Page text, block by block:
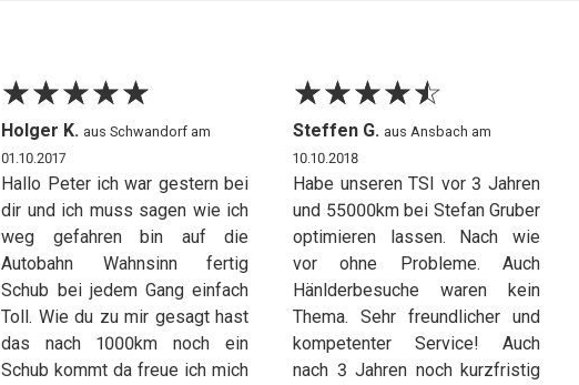
☆☆☆☆☆
★★★★★
Holger K. aus Schwandorf am
01.10.2017
Hallo Peter ich war gestern bei
dir und ich muss sagen wie ich
weg gefahren bin auf die
Autobahn Wahnsinn fertig
Schub bei jedem Gang einfach
Toll. Wie du zu mir gesagt hast
das nach 1000km noch ein
Schub kommt da freue ich mich
☆☆☆☆☆
★★★★★
Steffen G. aus Ansbach am
10.10.2018
Habe unseren TSI vor 3 Jahren
und 55000km bei Stefan Gruber
optimieren lassen. Nach wie
vor ohne Probleme. Auch
Hänlderbesuche waren kein
Thema. Sehr freundlicher und
kompetenter Service! Auch
nach 3 Jahren noch kurzfristig